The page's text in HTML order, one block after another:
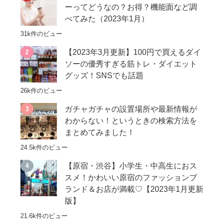
ーってどうなの？お得？機能面など調
べてみた（2023年1月）
31k件のビュー
【2023年3月更新】100円で買えるダイ
ソーの優秀すぎる筋トレ・ダイエット
グッズ！SNSでも話題
26k件のビュー
ガチャガチャの設置場所や最新情報が
わからない！というときの検索方法を
まとめてみました！
24.5k件のビュー
【原宿・渋谷】小学生・中高生におス
スメ！かわいい原宿のファッションブ
ランド＆お店が満載♡【2023年1月更新
版】
21.6k件のビュー